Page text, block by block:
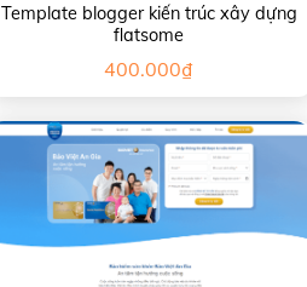
Template blogger kiến trúc xây dựng
flatsome
400.000₫